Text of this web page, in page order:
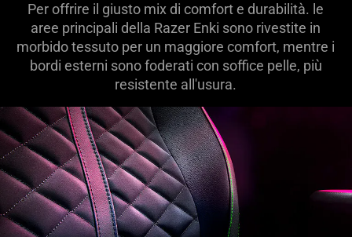
Per offrire il giusto mix di comfort e durabilità. le
aree principali della Razer Enki sono rivestite in
morbido tessuto per un maggiore comfort, mentre i
bordi esterni sono foderati con soffice pelle, più
resistente all'usura.